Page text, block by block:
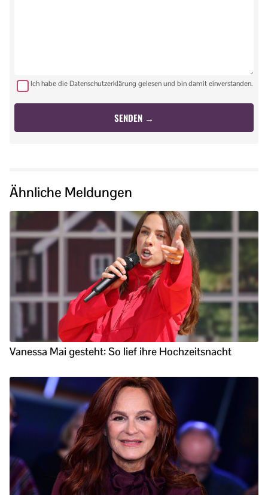
Ich habe die Datenschutzerklärung gelesen und bin damit einverstanden.
Ähnliche Meldungen
Vanessa Mai gesteht: So lief ihre Hochzeitsnacht